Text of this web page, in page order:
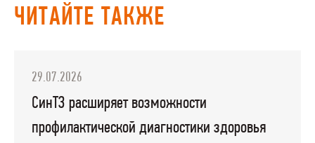
ЧИТАЙТЕ ТАКЖЕ
29.07.2026
СинТЗ расширяет возможности
профилактической диагностики здоровья